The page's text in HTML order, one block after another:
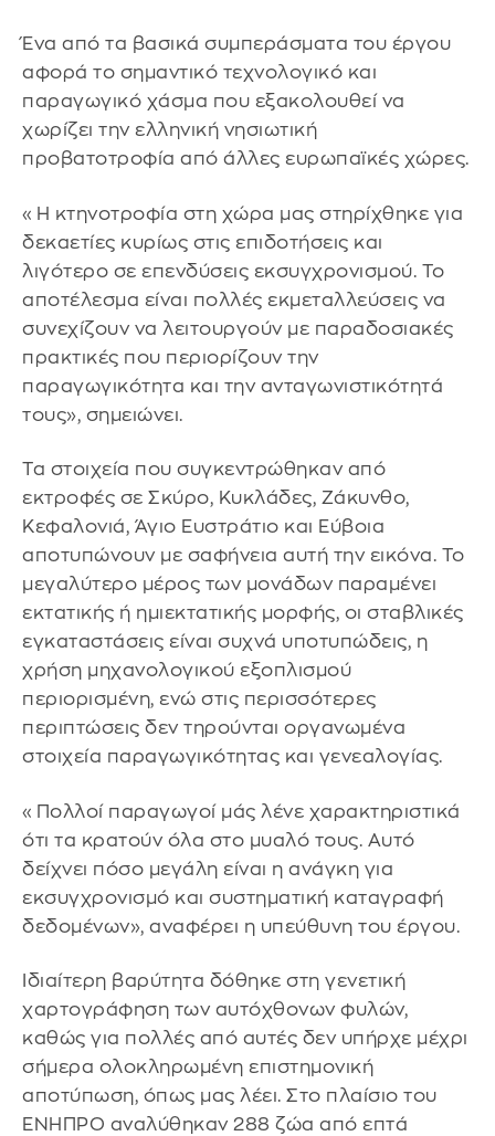
Ένα από τα βασικά συμπεράσματα του έργου
αφορά το σημαντικό τεχνολογικό και
παραγωγικό χάσμα που εξακολουθεί να
χωρίζει την ελληνική νησιωτική
προβατοτροφία από άλλες ευρωπαϊκές χώρες.
«Η κτηνοτροφία στη χώρα μας στηρίχθηκε για
δεκαετίες κυρίως στις επιδοτήσεις και
λιγότερο σε επενδύσεις εκσυγχρονισμού. Το
αποτέλεσμα είναι πολλές εκμεταλλεύσεις να
συνεχίζουν να λειτουργούν με παραδοσιακές
πρακτικές που περιορίζουν την
παραγωγικότητα και την ανταγωνιστικότητά
τους», σημειώνει.
Τα στοιχεία που συγκεντρώθηκαν από
εκτροφές σε Σκύρο, Κυκλάδες, Ζάκυνθο,
Κεφαλονιά, Άγιο Ευστράτιο και Εύβοια
αποτυπώνουν με σαφήνεια αυτή την εικόνα. Το
μεγαλύτερο μέρος των μονάδων παραμένει
εκτατικής ή ημιεκτατικής μορφής, οι σταβλικές
εγκαταστάσεις είναι συχνά υποτυπώδεις, η
χρήση μηχανολογικού εξοπλισμού
περιορισμένη, ενώ στις περισσότερες
περιπτώσεις δεν τηρούνται οργανωμένα
στοιχεία παραγωγικότητας και γενεαλογίας.
«Πολλοί παραγωγοί μάς λένε χαρακτηριστικά
ότι τα κρατούν όλα στο μυαλό τους. Αυτό
δείχνει πόσο μεγάλη είναι η ανάγκη για
εκσυγχρονισμό και συστηματική καταγραφή
δεδομένων», αναφέρει η υπεύθυνη του έργου.
Ιδιαίτερη βαρύτητα δόθηκε στη γενετική
χαρτογράφηση των αυτόχθονων φυλών,
καθώς για πολλές από αυτές δεν υπήρχε μέχρι
σήμερα ολοκληρωμένη επιστημονική
αποτύπωση, όπως μας λέει. Στο πλαίσιο του
ΕΝΗΠΡΟ αναλύθηκαν 288 ζώα από επτά